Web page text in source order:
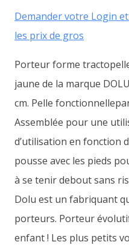
Demander votre Login
les prix de gros
Porteur forme
jaune de la marque
cm. Pelle
Assemblée pour une
d’utilisation en fonction
pousse avec les pieds
à se tenir debout sans
Dolu est un fabriquant
porteurs. Porteur
enfant ! Les plus petits